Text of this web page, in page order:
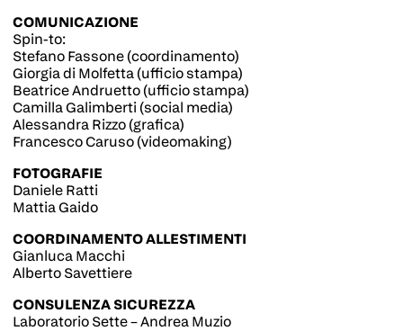
COMUNICAZIONE
Spin-to:
Stefano Fassone (coordinamento)
Giorgia di Molfetta (ufficio stampa)
Beatrice Andruetto (ufficio stampa)
Camilla Galimberti (social media)
Alessandra Rizzo (grafica)
Francesco Caruso (videomaking)
FOTOGRAFIE
Daniele Ratti
Mattia Gaido
COORDINAMENTO ALLESTIMENTI
Gianluca Macchi
Alberto Savettiere
CONSULENZA SICUREZZA
Laboratorio Sette – Andrea Muzio